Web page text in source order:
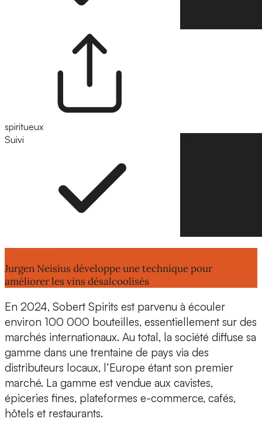
spiritueux
Suivi
Jurgen Neisius développe une technique pour
améliorer les vins désalcoolisés
En 2024, Sobert Spirits est parvenu à écouler
environ 100 000 bouteilles, essentiellement sur des
marchés internationaux. Au total, la société diffuse sa
gamme dans une trentaine de pays via des
distributeurs locaux, l’Europe étant son premier
marché. La gamme est vendue aux cavistes,
épiceries fines, plateformes e-commerce, cafés,
hôtels et restaurants.